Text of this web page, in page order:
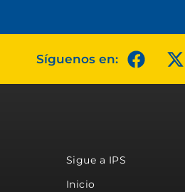
Síguenos en:
Sigue a IPS
Inicio